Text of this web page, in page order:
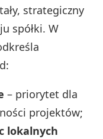
strategiczny
spółki. W
– priorytet dla
projektów;
lokalnych